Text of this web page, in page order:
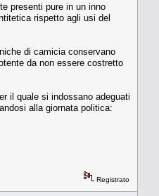
presenti pure in un inno
rispetto agli usi del
di camicia conservano
da non essere costretto
il quale si indossano adeguati
alla giornata politica:
Registrato